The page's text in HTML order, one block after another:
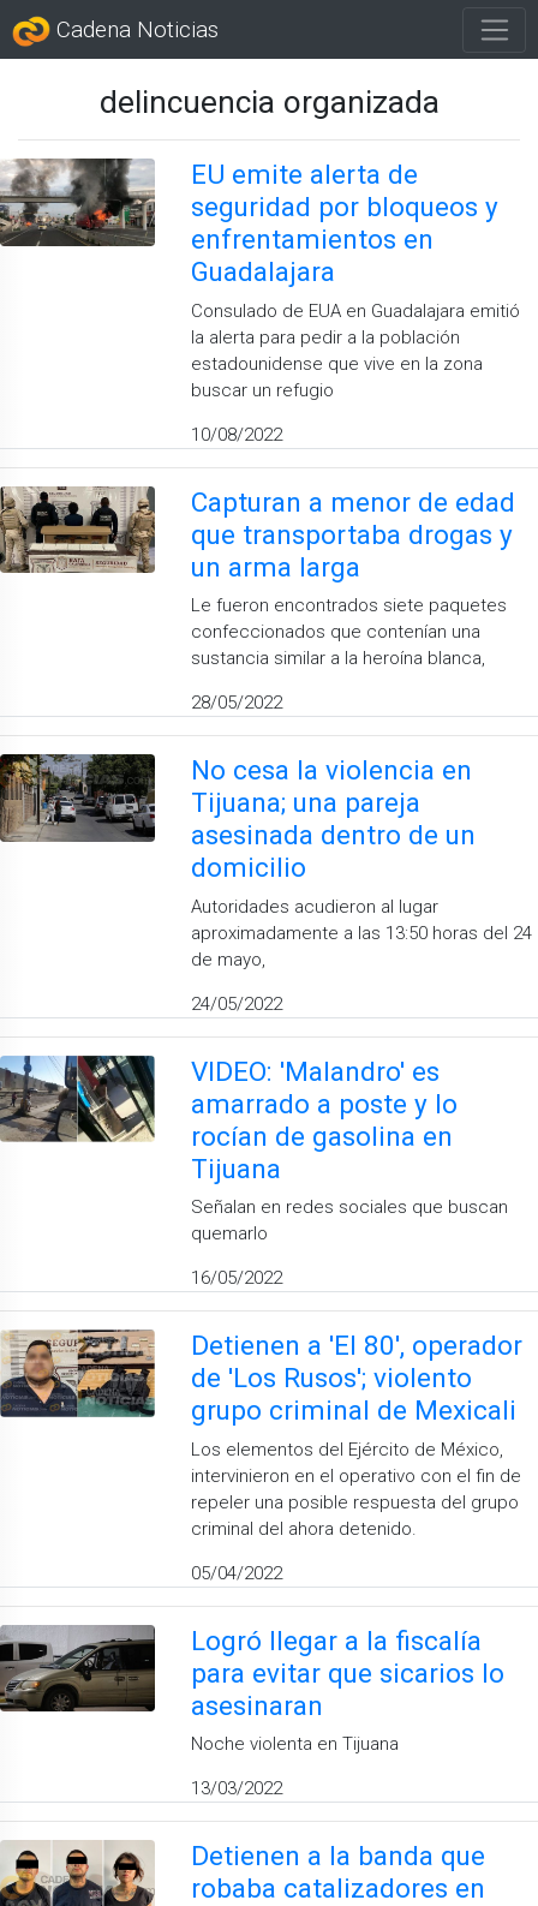
Cadena Noticias
delincuencia organizada
EU emite alerta de
seguridad por bloqueos y
enfrentamientos en
Guadalajara
Consulado de EUA en Guadalajara emitió
la alerta para pedir a la población
estadounidense que vive en la zona
buscar un refugio
10/08/2022
Capturan a menor de edad
que transportaba drogas y
un arma larga
Le fueron encontrados siete paquetes
confeccionados que contenían una
sustancia similar a la heroína blanca,
28/05/2022
No cesa la violencia en
Tijuana; una pareja
asesinada dentro de un
domicilio
Autoridades acudieron al lugar
aproximadamente a las 13:50 horas del 24
de mayo,
24/05/2022
VIDEO: 'Malandro' es
amarrado a poste y lo
rocían de gasolina en
Tijuana
Señalan en redes sociales que buscan
quemarlo
16/05/2022
Detienen a 'El 80', operador
de 'Los Rusos'; violento
grupo criminal de Mexicali
Los elementos del Ejército de México,
intervinieron en el operativo con el fin de
repeler una posible respuesta del grupo
criminal del ahora detenido.
05/04/2022
Logró llegar a la fiscalía
para evitar que sicarios lo
asesinaran
Noche violenta en Tijuana
13/03/2022
Detienen a la banda que
robaba catalizadores en